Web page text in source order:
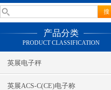
产品分类
PRODUCT CLASSIFICATION
英展电子秤
英展ACS-C(CE)电子称